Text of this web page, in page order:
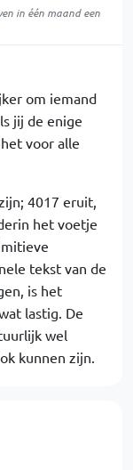
in één maand een
om iemand
jij de enige
voor alle
4017 eruit,
het voetje
tekst van de
is het
lastig. De
wel
kunnen zijn.